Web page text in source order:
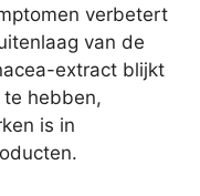
verbetert
van de
extract blijkt
hebben,
is in